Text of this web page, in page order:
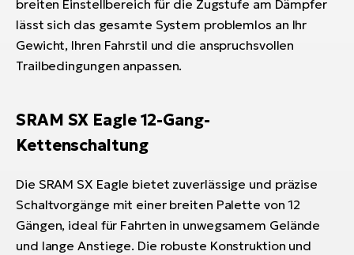
breiten Einstellbereich für die Zugstufe am Dämpfer
lässt sich das gesamte System problemlos an Ihr
Gewicht, Ihren Fahrstil und die anspruchsvollen
Trailbedingungen anpassen.
SRAM SX Eagle 12-Gang-
Kettenschaltung
Die SRAM SX Eagle bietet zuverlässige und präzise
Schaltvorgänge mit einer breiten Palette von 12
Gängen, ideal für Fahrten in unwegsamem Gelände
und lange Anstiege. Die robuste Konstruktion und